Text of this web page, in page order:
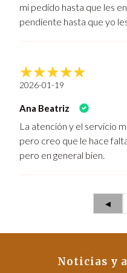
mi pedido hasta que les
pendiente hasta que yo
2026-01-19
Ana Beatriz
La atención y el servicio
pero creo que le hace
pero en general bien.
◄
Noticias y